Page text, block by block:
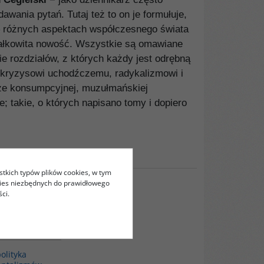
pytań. Tutaj też to on je formułuje,
aspektach współczesnego świata
nowość. Wszystkie są omawiane
rozdziałów, z których każdy jest odrębną
uchodźczemu, radykalizmowi i
konsumpcyjnej, muzułmańskiej
takie, o których napisano tomy i dopiero
typów plików cookies, w tym
niezbędnych do prawidłowego